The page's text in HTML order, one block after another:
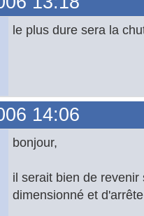
le plus dure sera la
14:06
bonjour,
il serait bien de
dimensionné et